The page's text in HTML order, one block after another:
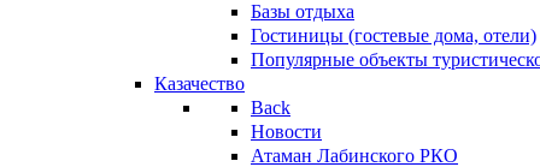
Базы отдыха
Гостиницы (гостевые дома, отели)
Популярные объекты
Казачество
Back
Новости
Атаман Лабинского РКО